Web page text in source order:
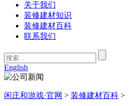
关于我们
装修建材知识
装修建材百科
联系我们
English
闲庄和游戏·官网 > 装修建材百科 >